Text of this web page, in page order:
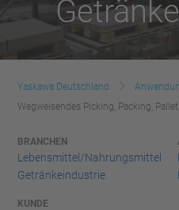
Yaskawa Deutschland
Wegweisendes Picking, Packing,
BRANCHEN
Lebensmittel/Nahrungsmittel
Getränkeindustrie
KUNDE